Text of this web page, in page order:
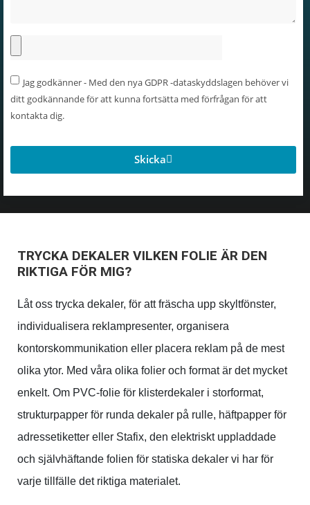
Jag godkänner - Med den nya GDPR -dataskyddslagen behöver vi
ditt godkännande för att kunna fortsätta med förfrågan för att
kontakta dig.
Skicka
TRYCKA DEKALER VILKEN FOLIE ÄR DEN
RIKTIGA FÖR MIG?
Låt oss trycka dekaler, för att fräscha upp skyltfönster,
individualisera reklampresenter, organisera
kontorskommunikation eller placera reklam på de mest
olika ytor. Med våra olika folier och format är det mycket
enkelt. Om PVC-folie för klisterdekaler i storformat,
strukturpapper för runda dekaler på rulle, häftpapper för
adressetiketter eller Stafix, den elektriskt uppladdade
och självhäftande folien för statiska dekaler vi har för
varje tillfälle det riktiga materialet.